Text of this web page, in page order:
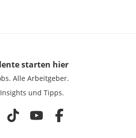
starten hier
Alle Arbeitgeber.
und Tipps.